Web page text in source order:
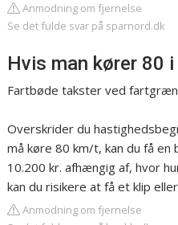
Anmodning om fjernelse
Se det fulde svar på sparnord.dk
Hvis man kører 80
Fartbøde takster ved
Overskrider du
må køre 80 km/t, kan du få en
10.200 kr. afhængig af, hvor
kan du risikere at få et klip
Anmodning om fjernelse